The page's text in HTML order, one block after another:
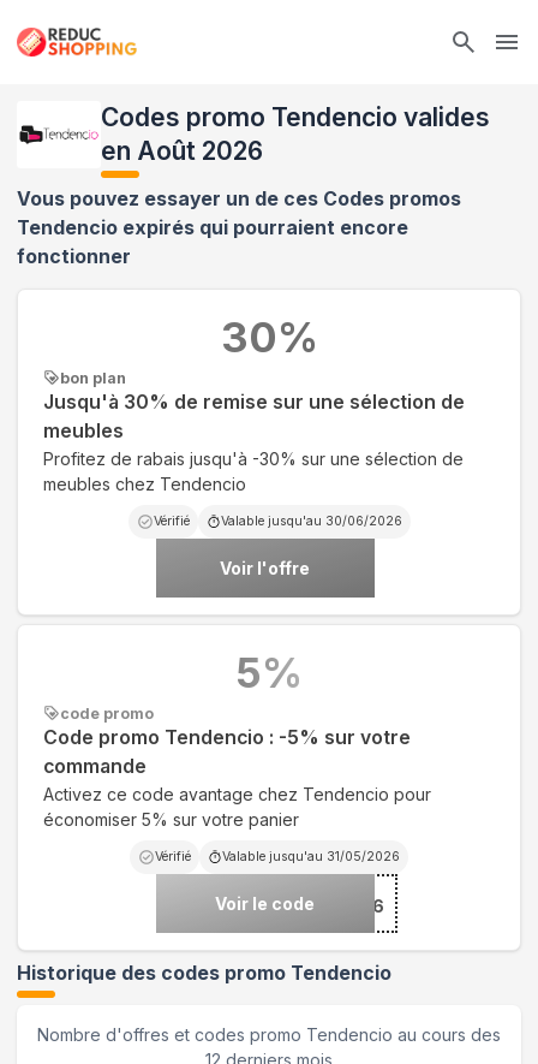
Codes promo Tendencio valides
en Août 2026
Vous pouvez essayer un de ces Codes promos
Tendencio expirés qui pourraient encore
fonctionner
bon plan
Jusqu'à 30% de remise sur une sélection de
meubles
Profitez de rabais jusqu'à -30% sur une sélection de
meubles chez Tendencio
Vérifié Valable jusqu'au 30/06/2026
Voir l'offre
30%
code promo
Code promo Tendencio : -5% sur votre
commande
Activez ce code avantage chez Tendencio pour
économiser 5% sur votre panier
Vérifié Valable jusqu'au 31/05/2026
Voir le code
***NTEMPS26
5%
Historique des codes promo Tendencio
Nombre d'offres et codes promo Tendencio au cours des
12 derniers mois